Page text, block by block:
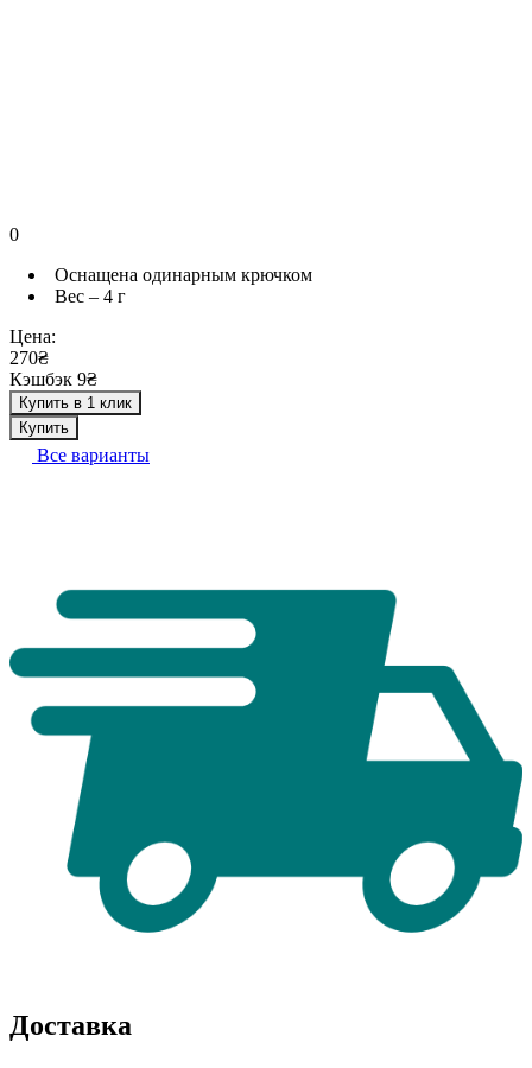
0
Оснащена одинарным крючком
Вес – 4 г
Цена:
270₴
Кэшбэк 9₴
Купить в 1 клик
Купить
Все варианты
Доставка